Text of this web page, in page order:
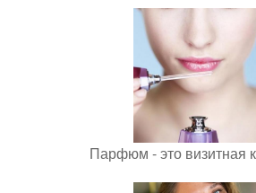
Парфюм - это визитная